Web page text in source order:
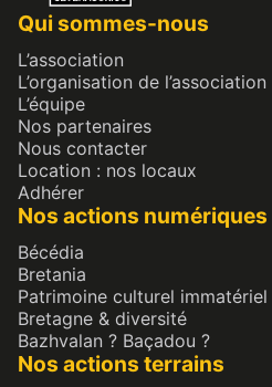
Qui sommes-nous
L’association
L’organisation de l’association
L’équipe
Nos partenaires
Nous contacter
Location : nos locaux
Adhérer
Nos actions numériques
Bécédia
Bretania
Patrimoine culturel immatériel
Bretagne & diversité
Bazhvalan ? Baçadou ?
Nos actions terrains